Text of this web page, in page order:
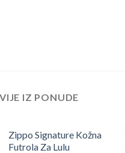
IZ PONUDE
Zippo Signature Kožna
Futrola Za Lulu